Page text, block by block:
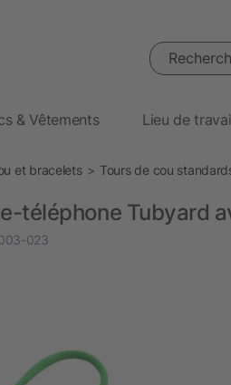
Rechercher
& Vêtements Lieu de
et bracelets Tours de cou
téléphone Tubyard
023